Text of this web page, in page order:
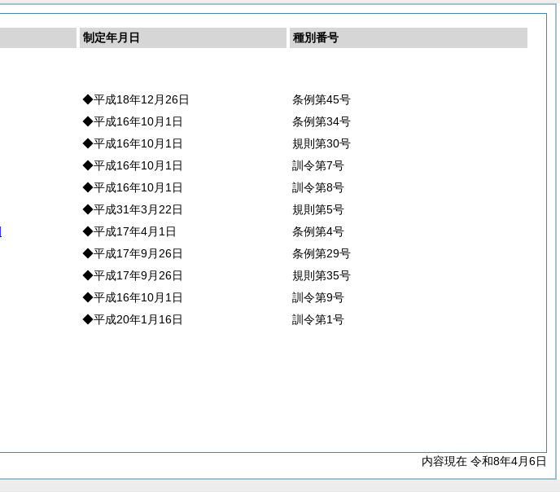
制定年月日
種別番号
◆平成18年12月26日
条例第45号
◆平成16年10月1日
条例第34号
◆平成16年10月1日
規則第30号
◆平成16年10月1日
訓令第7号
◆平成16年10月1日
訓令第8号
◆平成31年3月22日
規則第5号
◆平成17年4月1日
条例第4号
◆平成17年9月26日
条例第29号
◆平成17年9月26日
規則第35号
◆平成16年10月1日
訓令第9号
◆平成20年1月16日 訓令第1号
内容現在 令和8年4月6日